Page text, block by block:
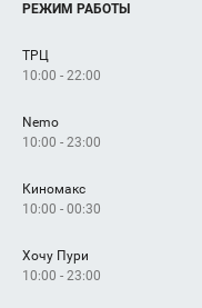
Рекламодателям
Как добраться
РЕЖИМ РАБОТЫ
ТРЦ
10:00 - 22:00
Nemo
10:00 - 23:00
Киномакс
10:00 - 00:30
Хочу Пури
10:00 - 23:00